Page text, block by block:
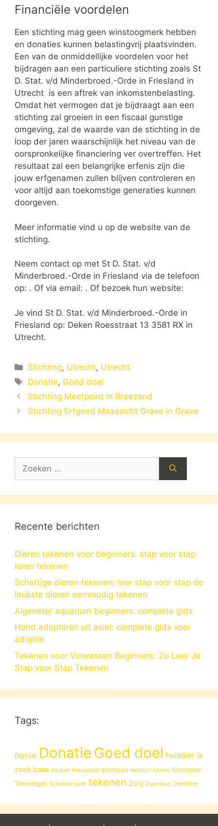
Financiële voordelen
Een stichting mag geen winstoogmerk hebben
en donaties kunnen belastingvrij plaatsvinden.
Een van de onmiddellijke voordelen voor het
bijdragen aan een particuliere stichting zoals St
D. Stat. v/d Minderbroed.-Orde in Friesland in
Utrecht is een aftrek van inkomstenbelasting.
Omdat het vermogen dat je bijdraagt aan een
stichting zal groeien in een fiscaal gunstige
omgeving, zal de waarde van de stichting in de
loop der jaren waarschijnlijk het niveau van de
oorspronkelijke financiering ver overtreffen. Het
resultaat zal een belangrijke erfenis zijn die
jouw erfgenamen zullen blijven controleren en
voor altijd aan toekomstige generaties kunnen
doorgeven.
Meer informatie vind u op de website van de
stichting.
Neem contact op met St D. Stat. v/d
Minderbroed.-Orde in Friesland via de telefoon
op: . Of via email: . Of bezoek hun website:
Je vind St D. Stat. v/d Minderbroed.-Orde in
Friesland op: Deken Roesstraat 13 3581 RX in
Utrecht.
Categorieën
Stichting, Utrecht, Utrecht
Tags
Donatie, Goed doel
Stichting Meetpoint in Breezand
Stichting Erfgoed Maaszicht Grave in Grave
naar:
Recente berichten
Dieren tekenen voor beginners: stap voor stap
leren tekenen
Schattige dieren tekenen: leer stap voor stap de
leukste dieren eenvoudig tekenen
Algeneter aquarium beginners: complete gids
Hond adopteren uit asiel: complete gids voor
adoptie
Tekenen voor Volwassen Beginners: Zo Leer Je
Stap voor Stap Tekenen
Tags:
Digitaal Donatie Goed doel huisdier ik
zoek baas Keuken Kleurplaat Schildpad Medisch Advies Schildpad
Tekeningen Schonere lucht tekenen Zorg Zwembad Zwerfdier